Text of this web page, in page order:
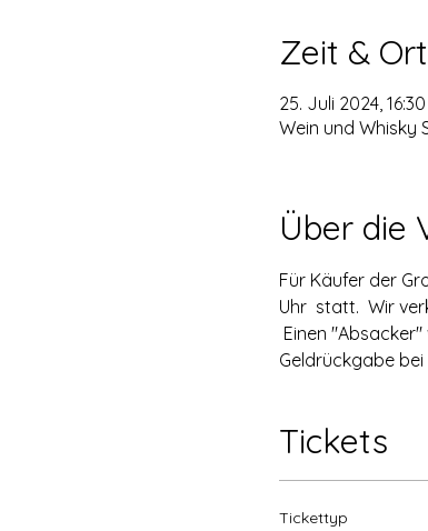
Zeit & Ort
25. Juli 2024,
Wein und Whisky
Über die
Für Käufer der
Uhr  statt.  Wir
Einen
Geldrückgabe bei
Tickets
Tickettyp